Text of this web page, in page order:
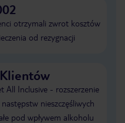
otrzymali zwrot kosztów
od rezygnacji
All Inclusive - rozszerzenie
nieszczęśliwych
pod wpływem alkoholu